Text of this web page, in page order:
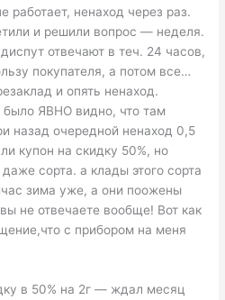
работает, ненаход через раз.
и решили вопрос — неделя.
отвечают в теч. 24 часов,
покупателя, а потом все…
и опять ненаход.
ЯВНО видно, что там
назад очередной ненаход 0,5
купон на скидку 50%, но
сорта. а клады этого сорта
зима уже, а они поожены
не отвечаете вообще! Вот как
с прибором на меня
в 50% на 2г — ждал месяц